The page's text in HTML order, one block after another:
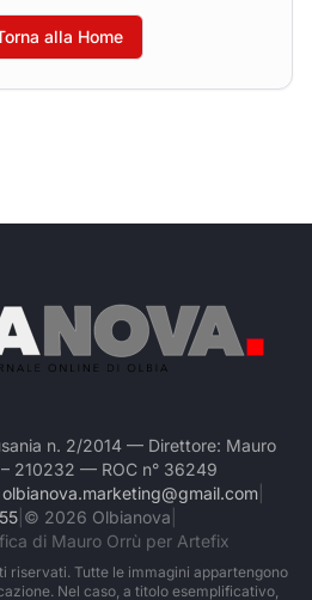
alla Home
n. 2/2014 — Direttore: Mauro
210232 — ROC n° 36249
olbianova.marketing@gmail.com
| © 2026 Olbianova
di Mauro Orrù per Artefix
riservati. Tutte le immagini appartengono
Nel caso, a titolo esemplificativo,